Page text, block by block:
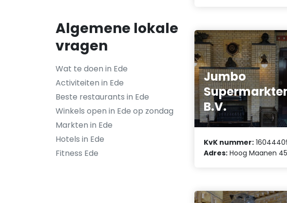
Algemene lokale
vragen
Wat te doen in Ede
Activiteiten in Ede
Beste restaurants in Ede
Winkels open in Ede op zondag
Markten in Ede
Hotels in Ede
Fitness Ede
Jumbo
B.V.
KvK nummer:
Adres: Hoog Maanen 45